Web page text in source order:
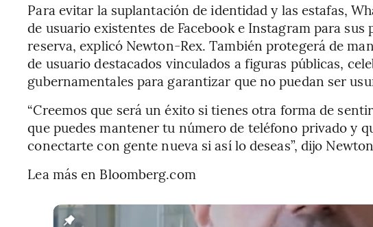
Para evitar la suplantación de identidad y las estafas,
de usuario existentes de Facebook e Instagram para
reserva, explicó Newton-Rex. También protegerá de
de usuario destacados vinculados a figuras públicas,
gubernamentales para garantizar que no puedan ser
“Creemos que será un éxito si tienes otra forma de
que puedes mantener tu número de teléfono privado y
conectarte con gente nueva si así lo deseas”, dijo
Lea más en Bloomberg.com